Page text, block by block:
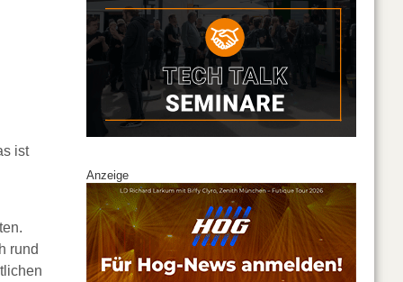
ist
rund
Anzeige